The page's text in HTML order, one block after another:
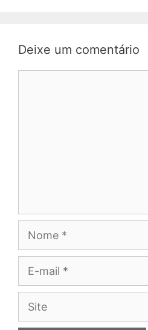
Deixe um comentário
Site